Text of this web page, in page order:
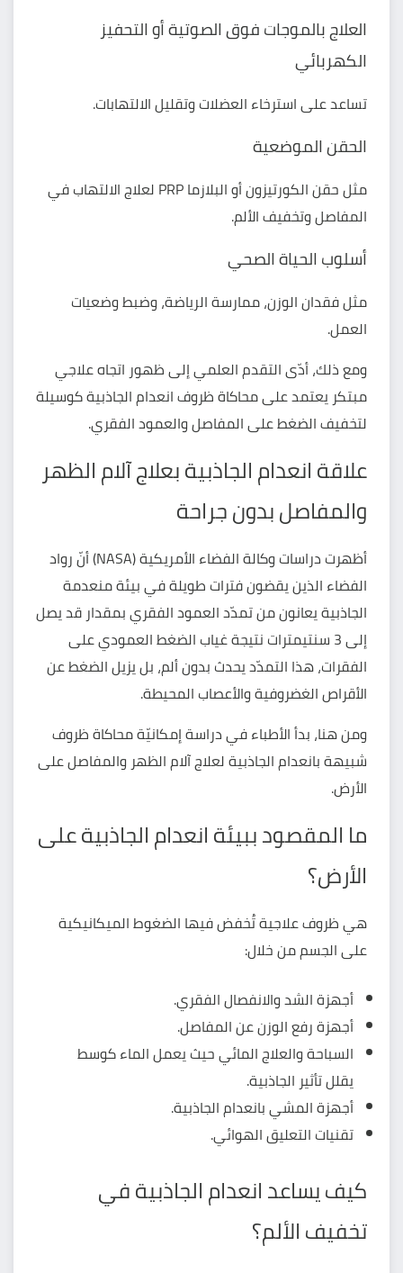
العلاج بالموجات فوق الصوتية أو التحفيز
الكهربائي
تساعد على استرخاء العضلات وتقليل الالتهابات.
الحقن الموضعية
مثل حقن الكورتيزون أو البلازما PRP لعلاج الالتهاب في
المفاصل وتخفيف الألم.
أسلوب الحياة الصحي
مثل فقدان الوزن، ممارسة الرياضة، وضبط وضعيات
العمل.
ومع ذلك، أدّى التقدم العلمي إلى ظهور اتجاه علاجي
مبتكر يعتمد على محاكاة ظروفانعدام الجاذبيةكوسيلة
لتخفيف الضغط على المفاصل والعمود الفقري.
علاقة انعدام الجاذبية بعلاج آلام الظهر
والمفاصل بدون جراحة
أظهرت دراسات وكالة الفضاء الأمريكية (NASA) أنّ رواد
الفضاء الذين يقضون فترات طويلة في بيئة منعدمة
الجاذبية يعانون من تمدّد العمود الفقري بمقدار قد يصل
إلى 3 سنتيمترات نتيجة غياب الضغط العمودي على
الفقرات، هذا التمدّد يحدث بدون ألم، بل يزيل الضغط عن
الأقراص الغضروفية والأعصاب المحيطة.
ومن هنا، بدأ الأطباء في دراسة إمكانيّة محاكاة ظروف
شبيهة بانعدام الجاذبية لعلاج آلام الظهر والمفاصل على
الأرض.
ما المقصود ببيئة انعدام الجاذبية على
الأرض؟
هي ظروف علاجية تُخفض فيها الضغوط الميكانيكية
على الجسم من خلال:
أجهزة الشد والانفصال الفقري.
أجهزة رفع الوزن عن المفاصل.
السباحة والعلاج المائي حيث يعمل الماء كوسط
يقلل تأثير الجاذبية.
أجهزة المشي بانعدام الجاذبية.
تقنيات التعليق الهوائي.
كيف يساعد انعدام الجاذبية في
تخفيف الألم؟